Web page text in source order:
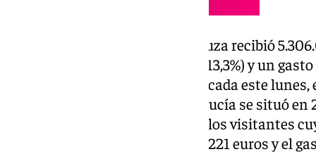
Asimismo, la comunidad andaluza recibió
con 16.816.776 pernoctaciones (13,3%) y un
(10,5%). Según la encuesta publicada este
los viajeros residentes en Andalucía se situó
diario de 87 euros. En el caso de los visitantes
gasto medio por persona fue de 221 euros y el